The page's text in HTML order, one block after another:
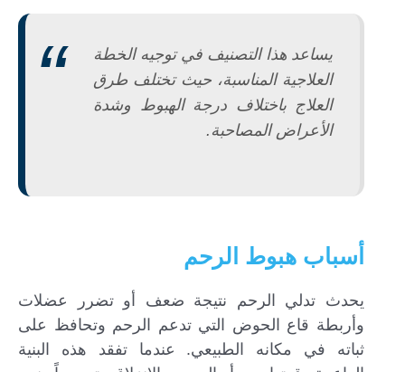
يساعد هذا التصنيف في توجيه الخطة
العلاجية المناسبة، حيث تختلف طرق
العلاج باختلاف درجة الهبوط وشدة
الأعراض المصاحبة.
أسباب هبوط الرحم
يحدث تدلي الرحم نتيجة ضعف أو تضرر عضلات
وأربطة قاع الحوض التي تدعم الرحم وتحافظ على
ثباته في مكانه الطبيعي. عندما تفقد هذه البنية